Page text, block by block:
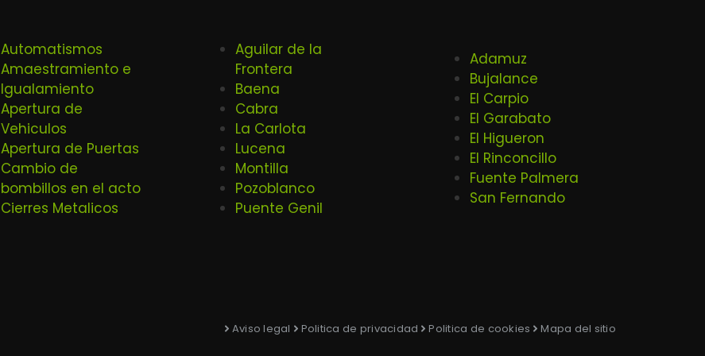
Automatismos
Amaestramiento e
Igualamiento
Apertura de
Vehiculos
Apertura de Puertas
Cambio de
bombillos en el acto
Cierres Metalicos
Aguilar de la
Frontera
Baena
Cabra
La Carlota
Lucena
Montilla
Pozoblanco
Puente Genil
Adamuz
Bujalance
El Carpio
El Garabato
El Higueron
El Rinconcillo
Fuente Palmera
San Fernando
Aviso legal Politica de privacidad Politica de cookies Mapa del sitio